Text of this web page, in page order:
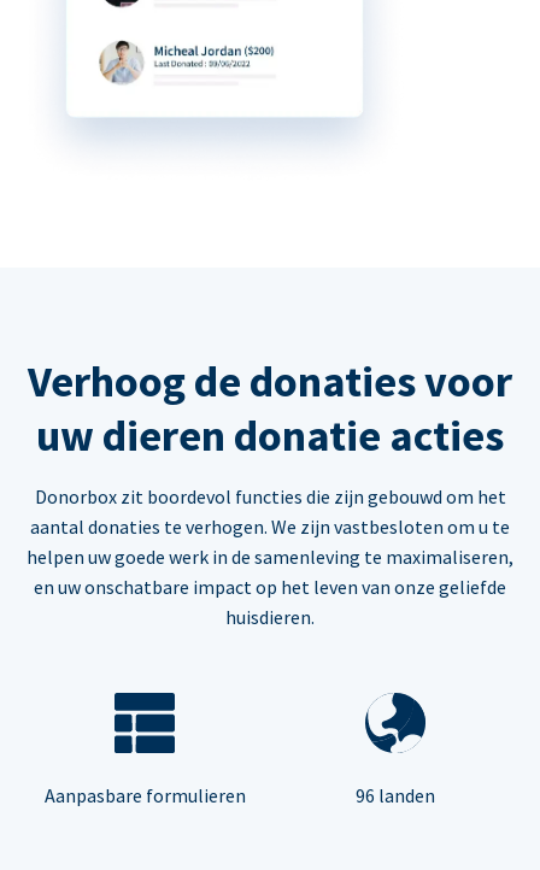
Verhoog de donaties voor
uw dieren donatie acties
Donorbox zit boordevol functies die zijn gebouwd om het
aantal donaties te verhogen. We zijn vastbesloten om u te
helpen uw goede werk in de samenleving te maximaliseren,
en uw onschatbare impact op het leven van onze geliefde
huisdieren.
Aanpasbare formulieren 96 landen